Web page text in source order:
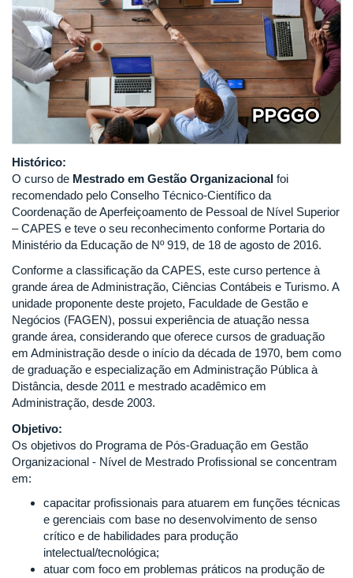
Histórico:
O curso de Mestrado em Gestão Organizacional foi
recomendado pelo Conselho Técnico-Científico da
Coordenação de Aperfeiçoamento de Pessoal de Nível Superior
– CAPES e teve o seu reconhecimento conforme Portaria do
Ministério da Educação de Nº 919, de 18 de agosto de 2016.
Conforme a classificação da CAPES, este curso pertence à
grande área de Administração, Ciências Contábeis e Turismo. A
unidade proponente deste projeto, Faculdade de Gestão e
Negócios (FAGEN), possui experiência de atuação nessa
grande área, considerando que oferece cursos de graduação
em Administração desde o início da década de 1970, bem como
de graduação e especialização em Administração Pública à
Distância, desde 2011 e mestrado acadêmico em
Administração, desde 2003.
Objetivo:
Os objetivos do Programa de Pós-Graduação em Gestão
Organizacional - Nível de Mestrado Profissional se concentram
em:
capacitar profissionais para atuarem em funções técnicas
e gerenciais com base no desenvolvimento de senso
crítico e de habilidades para produção
intelectual/tecnológica;
atuar com foco em problemas práticos na produção de